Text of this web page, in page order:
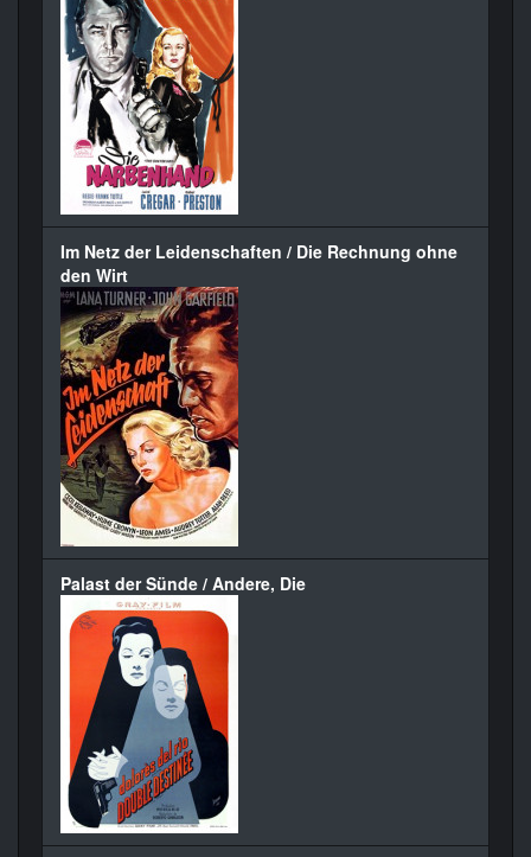
Im Netz der Leidenschaften / Die Rechnung ohne
den Wirt
Palast der Sünde / Andere, Die